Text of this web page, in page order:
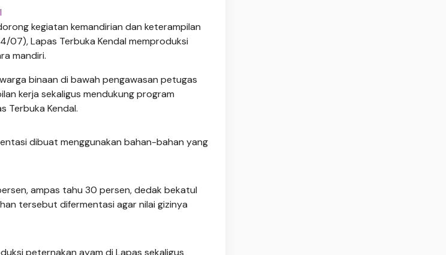
kegiatan kemandirian dan keterampilan
07), Lapas Terbuka Kendal memproduksi
mandiri.
binaan di bawah pengawasan petugas
kerja sekaligus mendukung program
Terbuka Kendal.
dibuat menggunakan bahan-bahan yang
ampas tahu 30 persen, dedak bekatul
tersebut difermentasi agar nilai gizinya
peternakan ayam di Lapas sekaligus